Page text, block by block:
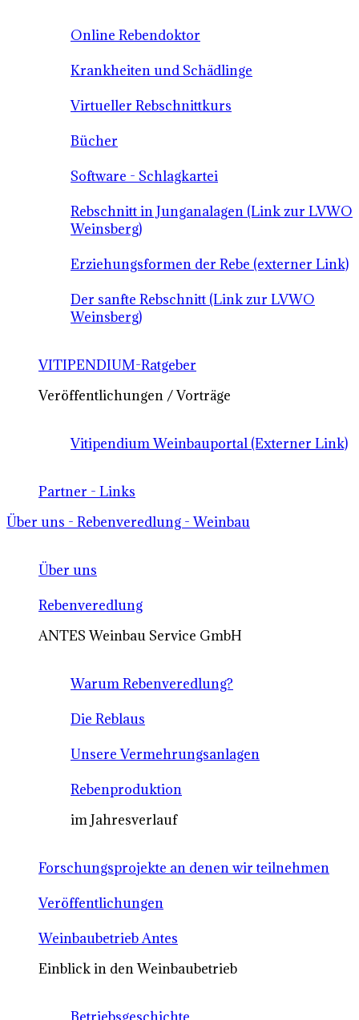
Online Rebendoktor
Krankheiten und Schädlinge
Virtueller Rebschnittkurs
Bücher
Software - Schlagkartei
Rebschnitt in Junganalagen (Link zur LVWO
Weinsberg)
Erziehungsformen der Rebe (externer Link)
Der sanfte Rebschnitt (Link zur LVWO
Weinsberg)
VITIPENDIUM-Ratgeber
Veröffentlichungen / Vorträge
Vitipendium Weinbauportal (Externer Link)
Partner - Links
Über uns - Rebenveredlung - Weinbau
Über uns
Rebenveredlung
ANTES Weinbau Service GmbH
Warum Rebenveredlung?
Die Reblaus
Unsere Vermehrungsanlagen
Rebenproduktion
im Jahresverlauf
Forschungsprojekte an denen wir teilnehmen
Veröffentlichungen
Weinbaubetrieb Antes
Einblick in den Weinbaubetrieb